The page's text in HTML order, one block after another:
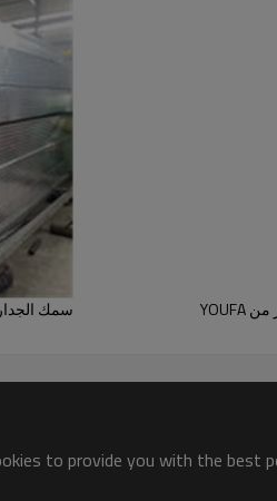
سمك
to provide you with the best